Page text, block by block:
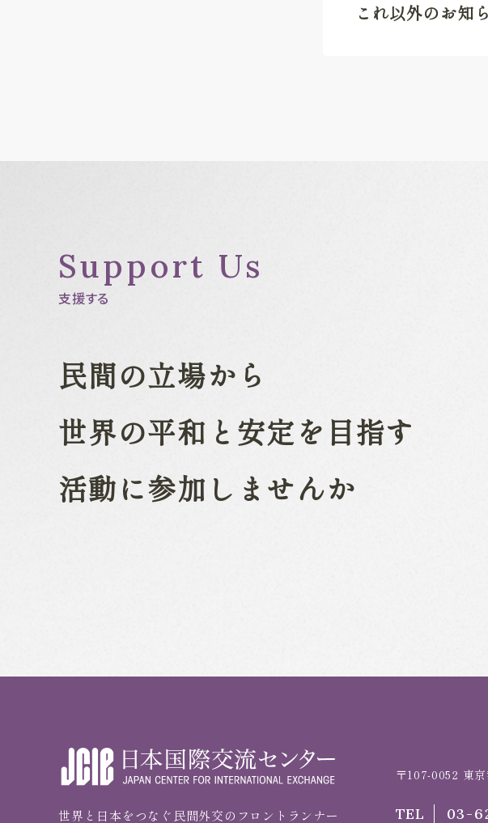
これ以外のお知
Support Us
支援する
民間の立場から
世界の平和と安定を目指す
活動に参加しませんか
世界と日本をつなぐ民間外交のフロントランナー
〒107-0052 東
TEL 03-